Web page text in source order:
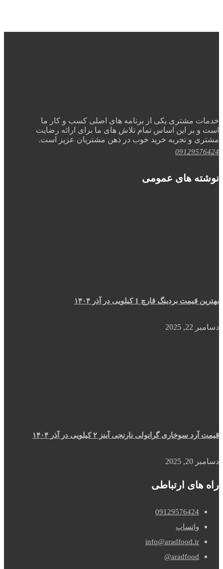
خدمات مشتری یکی از برنامه های اصلی کسب و کار ما
است و بر این اساس تمام تلاش های ما برای ارائه رضایت
مشتری و تجربه خرید خوب در ذهن مشتریان عزیز است.
09129576424
نوشته های عمومی
بهترین قیمت بردینگ قارچ 1 کیلویی در آذر ۱۴۰۴
دسامبر 22, 2025
قیمت آرد سوخاری گرانولی نارنجی آینز ۲ کیلویی در آذر ۱۴۰۴
دسامبر 20, 2025
راه های ارتباطی
09129576424
واتساپ
info@aradfood.ir
aradfood@